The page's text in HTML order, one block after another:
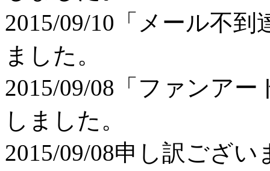
2015/09/10 「メール不
ました。
2015/09/08 「ファンア
しました。
2015/09/08申し訳ござい